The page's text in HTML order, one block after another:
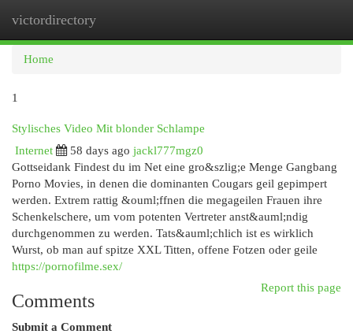
victordirectory
Home
1
Stylisches Video Mit blonder Schlampe
Internet
58 days ago jackl777mgz0
Gottseidank Findest du im Net eine gro&szlig;e Menge Gangbang
Porno Movies, in denen die dominanten Cougars geil gepimpert
werden. Extrem rattig &ouml;ffnen die megageilen Frauen ihre
Schenkelschere, um vom potenten Vertreter anst&auml;ndig
durchgenommen zu werden. Tats&auml;chlich ist es wirklich
Wurst, ob man auf spitze XXL Titten, offene Fotzen oder geile
https://pornofilme.sex/
Report this page
Comments
Submit a Comment